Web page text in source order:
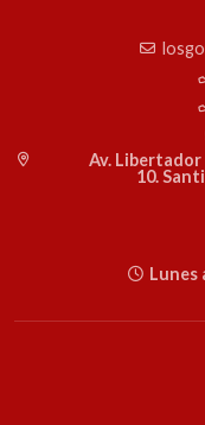
Av. Libertador
10.
Lunes